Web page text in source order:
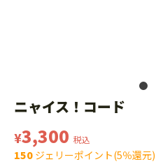
ニャイス！コード
¥3,300 税込
150 ジェリーポイント(5％還元)